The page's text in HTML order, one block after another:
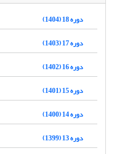
دوره 18 (1404)
دوره 17 (1403)
دوره 16 (1402)
دوره 15 (1401)
دوره 14 (1400)
دوره 13 (1399)